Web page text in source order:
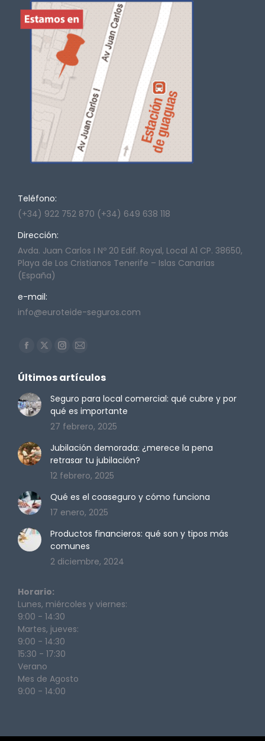
Teléfono:
(+34) 922 752 870 (+34) 649 638 118
Dirección:
Avda. Juan Carlos I Nº 20 Edif. Royal, Local A1 CP. 38650,
Playa de Los Cristianos Tenerife – Islas Canarias
(España)
e-mail:
info@euroteide-seguros.com
Encuéntranos en:
Facebook
opens
in
new
window
X
opens
in
new
window
Instagram
opens
in
new
window
Mail
opens
in
new
window
Últimos artículos
Seguro para local comercial: qué cubre y por
qué es importante
27 febrero, 2025
Jubilación demorada: ¿merece la pena
retrasar tu jubilación?
12 febrero, 2025
Qué es el coaseguro y cómo funciona
17 enero, 2025
Productos financieros: qué son y tipos más
comunes
2 diciembre, 2024
Horario:
Lunes, miércoles y viernes:
9:00 - 14:30
Martes, jueves:
9:00 - 14:30
15:30 - 17:30
Verano
Mes de Agosto
9:00 - 14:00